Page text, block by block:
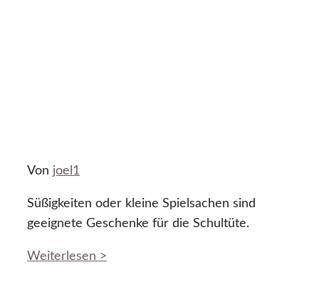
Von joel1
Süßigkeiten oder kleine Spielsachen sind
geeignete Geschenke für die Schultüte.
Weiterlesen >